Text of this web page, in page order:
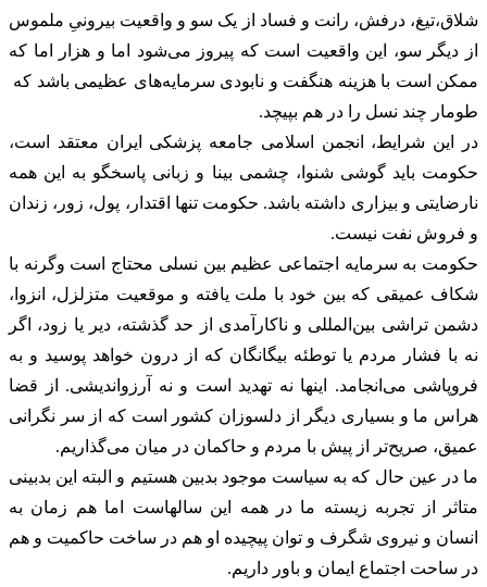
شلاق،تیغ، درفش، رانت و فساد از یک سو و واقعیت بیرونیِ ملموس
از دیگر سو، این واقعیت است که پیروز می‌شود اما و هزار اما که
ممکن است با هزینه هنگفت و نابودی سرمایه‌های عظیمی باشد که
طومار چند نسل را در هم بپیچد.
‏‎در این شرایط، انجمن اسلامی جامعه پزشکی ایران معتقد است،
‎حکومت باید گوشی شنوا، چشمی بینا و زبانی پاسخگو به این همه
نارضایتی و بیزاری داشته باشد. حکومت تنها اقتدار، پول، زور، زندان
و فروش نفت نیست.
‏‎حکومت به سرمایه اجتماعی عظیم بین نسلی محتاج است وگرنه با
شکاف عمیقی که بین خود با ملت یافته و موقعیت متزلزل، انزوا،
دشمن تراشی بین‌المللی و ناکارآمدی از حد گذشته، دیر یا زود، اگر
نه با فشار مردم یا توطئه بیگانگان که از درون خواهد پوسید و به
فروپاشی می‌انجامد. اینها نه تهدید است و نه آرزواندیشی. از قضا
هراس ما و بسیاری دیگر از دلسوزان کشور است که از سر نگرانی
عمیق، صریح‌تر از پیش با مردم و حاکمان در میان می‌گذاریم.
‏‎ما در عین حال که به سیاست موجود بدبین هستیم و البته این بدبینی
متاثر از تجربه زیسته ما در همه این سالهاست اما هم زمان به
انسان و نیروی شگرف و توان پیچیده او هم در ساخت حاکمیت و هم
در ساحت اجتماع ایمان و باور داریم.